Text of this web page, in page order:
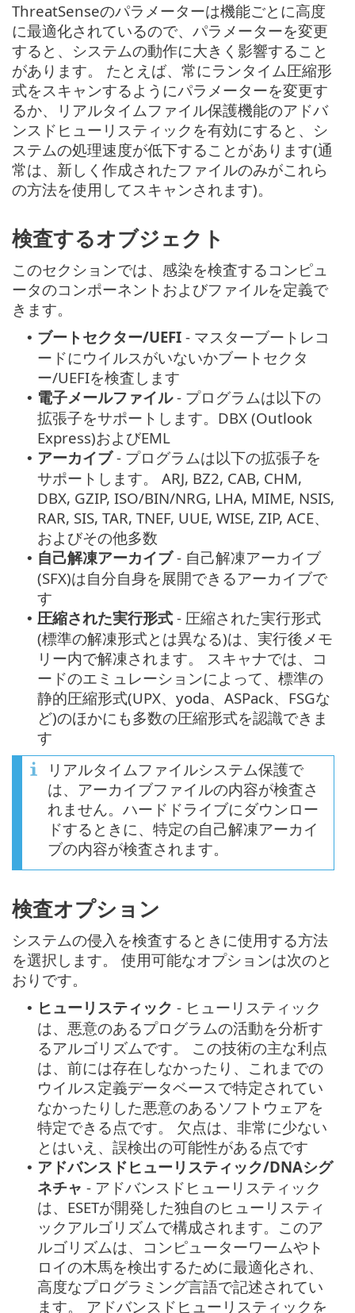
ThreatSenseのパラメーターは機能ごとに高度
に最適化されているので、パラメーターを変更
すると、システムの動作に大きく影響すること
があります。 たとえば、常にランタイム圧縮形
式をスキャンするようにパラメーターを変更す
るか、リアルタイムファイル保護機能のアドバ
ンスドヒューリスティックを有効にすると、シ
ステムの処理速度が低下することがあります(通
常は、新しく作成されたファイルのみがこれら
の方法を使用してスキャンされます)。
検査するオブジェクト
このセクションでは、感染を検査するコンピュ
ータのコンポーネントおよびファイルを定義で
きます。
• ブートセクター/UEFI - マスターブートレコ
ードにウイルスがいないかブートセクタ
ー/UEFIを検査します
• 電子メールファイル- プログラムは以下の
拡張子をサポートします。DBX (Outlook
Express)およびEML
• アーカイブ- プログラムは以下の拡張子を
サポートします。 ARJ, BZ2, CAB, CHM,
DBX, GZIP, ISO/BIN/NRG, LHA, MIME, NSIS,
RAR, SIS, TAR, TNEF, UUE, WISE, ZIP, ACE、
およびその他多数
• 自己解凍アーカイブ- 自己解凍アーカイブ
(SFX)は自分自身を展開できるアーカイブで
す
• 圧縮された実行形式 - 圧縮された実行形式
(標準の解凍形式とは異なる)は、実行後メモ
リー内で解凍されます。 スキャナでは、コ
ードのエミュレーションによって、標準の
静的圧縮形式(UPX、yoda、ASPack、FSGな
ど)のほかにも多数の圧縮形式を認識できま
す
リアルタイムファイルシステム保護で
は、アーカイブファイルの内容が検査さ
れません。ハードドライブにダウンロー
ドするときに、特定の自己解凍アーカイ
ブの内容が検査されます。
検査オプション
システムの侵入を検査するときに使用する方法
を選択します。 使用可能なオプションは次のと
おりです。
• ヒューリスティック - ヒューリスティック
は、悪意のあるプログラムの活動を分析す
るアルゴリズムです。 この技術の主な利点
は、前には存在しなかったり、これまでの
ウイルス定義データベースで特定されてい
なかったりした悪意のあるソフトウェアを
特定できる点です。 欠点は、非常に少ない
とはいえ、誤検出の可能性がある点です
• アドバンスドヒューリスティック/DNAシグ
ネチャ - アドバンスドヒューリスティック
は、ESETが開発した独自のヒューリスティ
ックアルゴリズムで構成されます。このア
ルゴリズムは、コンピューターワームやト
ロイの木馬を検出するために最適化され、
高度なプログラミング言語で記述されてい
ます。 アドバンスドヒューリスティックを